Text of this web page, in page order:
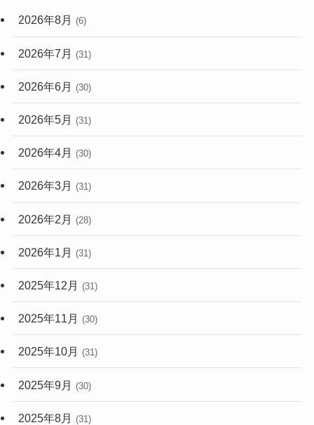
(248)
2026年8月 (6)
2026年7月 (31)
2026年6月 (30)
2026年5月 (31)
2026年4月 (30)
2026年3月 (31)
2026年2月 (28)
2026年1月 (31)
2025年12月 (31)
2025年11月 (30)
2025年10月 (31)
2025年9月 (30)
2025年8月 (31)